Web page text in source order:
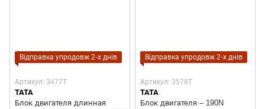
Відправка упродовж 2-х днів
Артикул: 3477T
TATA
Блок двигателя длинная
Відправка упродовж 2-х днів
Артикул: 3578T
TATA
Блок двигателя – 190N